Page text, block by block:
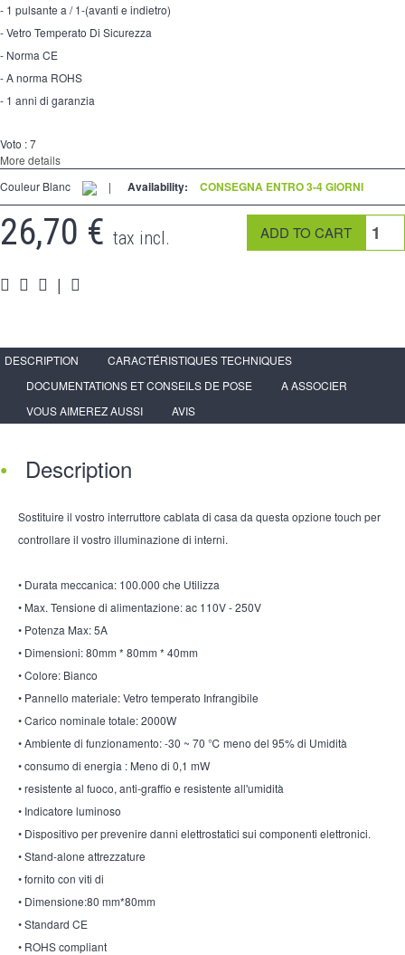
- 1 pulsante a / 1-(avanti e indietro)
- Vetro Temperato Di Sicurezza
- Norma CE
- A norma ROHS
- 1 anni di garanzia
Voto :7
More details
Couleur Blanc
| Availability: CONSEGNA ENTRO 3-4 GIORNI
26,70 € tax incl.
|
DESCRIPTION
CARACTÉRISTIQUES TECHNIQUES
DOCUMENTATIONS ET CONSEILS DE POSE
A ASSOCIER
VOUS AIMEREZ AUSSI
AVIS
Description
Sostituire il vostro interruttore cablata di casa da questa opzione touch per
controllare il vostro illuminazione di interni.
• Durata meccanica: 100.000 che Utilizza
• Max. Tensione di alimentazione: ac 110V - 250V
• Potenza Max: 5A
• Dimensioni: 80mm * 80mm * 40mm
• Colore: Bianco
• Pannello materiale: Vetro temperato Infrangibile
• Carico nominale totale: 2000W
• Ambiente di funzionamento: -30 ~ 70 ℃ meno del 95% di Umidità
• consumo di energia : Meno di 0,1 mW
• resistente al fuoco, anti-graffio e resistente all'umidità
• Indicatore luminoso
• Dispositivo per prevenire danni elettrostatici sui componenti elettronici.
• Stand-alone attrezzature
• fornito con viti di
• Dimensione:80 mm*80mm
• Standard CE
• ROHS compliant